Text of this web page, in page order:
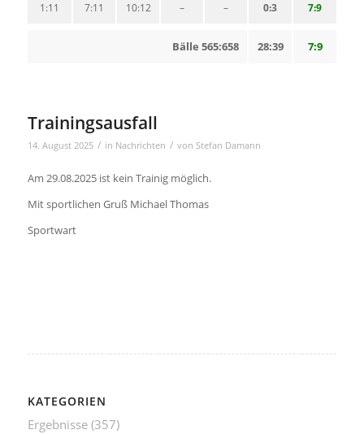
7:9
0:3
–
–
10:12
7:11
1:11
7:9
28:39
Bälle 565:658
Trainingsausfall
14. August 2025 / in Nachrichten / von Stefan Damann
Am 29.08.2025 ist kein Trainig möglich.
Mit sportlichen Gruß Michael Thomas
Sportwart
KATEGORIEN
Ergebnisse(357)